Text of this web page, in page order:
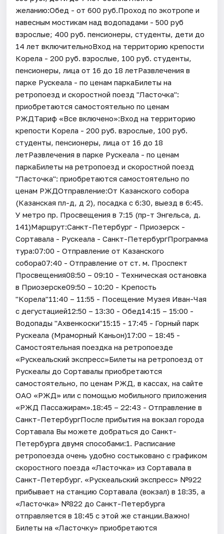
желанию:Обед - от 600 руб.Проход по экотропе и
навесным мостикам над водопадами - 500 руб
взрослые; 400 руб. пенсионеры, студенты, дети до
14 лет включительноВход на территорию крепости
Корела - 200 руб. взрослые, 100 руб. студенты,
пенсионеры, лица от 16 до 18 летРазвлечения в
парке Рускеала - по ценам паркаБилеты на
ретропоезд и скоростной поезд "Ласточка":
приобретаются самостоятельно по ценам
РЖДТариф «Все включено»:Вход на территорию
крепости Корела - 200 руб. взрослые, 100 руб.
студенты, пенсионеры, лица от 16 до 18
летРазвлечения в парке Рускеала - по ценам
паркаБилеты на ретропоезд и скоростной поезд
"Ласточка": приобретаются самостоятельно по
ценам РЖДОтправление:От Казанского собора
(Казанская пл-д, д 2), посадка с 6:30, выезд в 6:45.
У метро пр. Просвещения в 7:15 (пр-т Энгельса, д.
141)Маршрут:Санкт-Петербург - Приозерск -
Сортавала - Рускеала - Санкт-ПетербургПрограмма
тура:07:00 - Отправление от Казанского
собора07:40 - Отправление от ст. м. Проспект
Просвещения08:50 – 09:10 - Техническая остановка
в Приозерске09:50 – 10:20 - Крепость
"Корела"11:40 – 11:55 - Посещение Музея Иван-Чая
с дегустацией12:50 – 13:30 - Обед14:15 – 15:00 -
Водопады "Ахвенкоски"15:15 - 17:45 - Горный парк
Рускеала (Мраморный Каньон)17:00 – 18:45 -
Самостоятельная поездка на ретропоезде
«Рускеальский экспресс»Билеты на ретропоезд от
Рускеалы до Сортавалы приобретаются
самостоятельно, по ценам РЖД, в кассах, на сайте
ОАО «РЖД» или с помощью мобильного приложения
«РЖД Пассажирам».18:45 – 22:43 - Отправление в
Санкт-ПетербургПосле прибытия на вокзал города
Сортавала Вы можете добраться до Санкт-
Петербурга двумя способами:1. Расписание
ретропоезда очень удобно состыковано с графиком
скоростного поезда «Ласточка» из Сортавала в
Санкт-Петербург. «Рускеальский экспресс» №922
прибывает на станцию Сортавала (вокзал) в 18:35, а
«Ласточка» №822 до Санкт-Петербурга
отправляется в 18:45 с этой же станции.Важно!
Билеты на «Ласточку» приобретаются